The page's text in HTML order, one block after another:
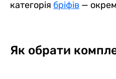
категорія бріфів —
Як обрати